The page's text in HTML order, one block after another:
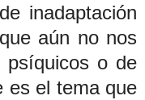
inadaptación
aún no nos
psíquicos o de
es el tema que